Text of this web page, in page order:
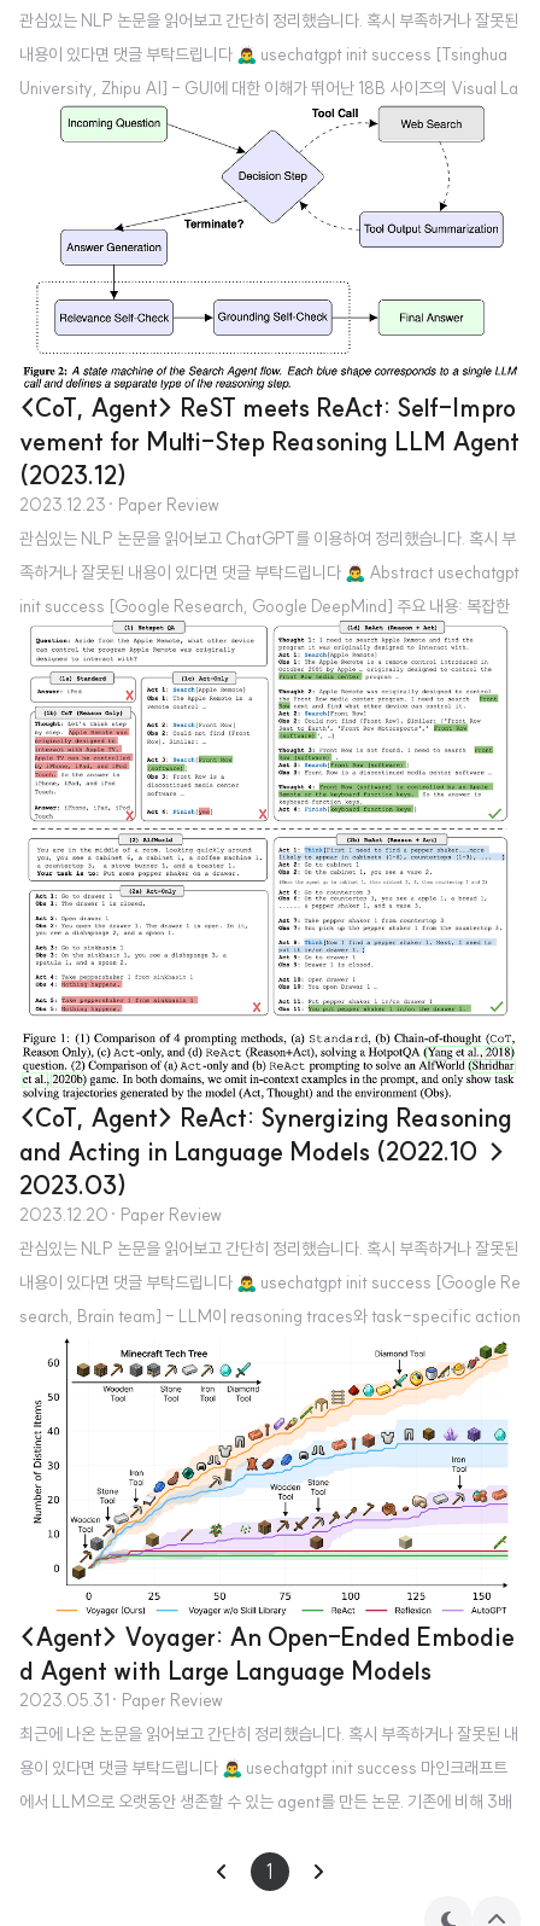
관심있는 NLP 논문을 읽어보고 간단히 정리했습니다. 혹시 부족하거나 잘못된
내용이 있다면 댓글 부탁드립니다 🙇‍♂️ usechatgpt init success [Tsinghua
University, Zhipu AI] - GUI에 대한 이해가 뛰어난 18B 사이즈의 Visual La
nguage Model (VLM)을 도입 - low-resolution & high-resolution imag
e encoder를 동시에 사용하고 cross attention - VQA & GUI 벤치마크 둘
다에서 뛰어난 성능이 확인됨 1. Introduction 최근 LLM을 바탕으로 한 agent
의 성장세가 가파른 상황입니다. 무려 15만 개의 star를 받은 AutoGPT를 시작
으로 LLM의 능력을 다양한 applica..
<CoT, Agent> ReST meets ReAct: Self-Impro
vement for Multi-Step Reasoning LLM Agent
(2023.12)
2023.12.23 · Paper Review
관심있는 NLP 논문을 읽어보고 ChatGPT를 이용하여 정리했습니다. 혹시 부
족하거나 잘못된 내용이 있다면 댓글 부탁드립니다 🙇‍♂️ Abstract usechatgpt
init success [Google Research, Google DeepMind] 주요 내용: 복잡한
자연어 질문에 답하기 위해 다단계 추론과 외부 정보 통합이 필요합니다. 이를
위해 대규모 언어 모델(LLM)과 지식 검색을 결합한 시스템이 개발되었으나,
이들 시스템은 다양한 실패 사례를 겪고 있습니다. 문제점: 이러한 시스템들은
외부 지식과의 상호작용이 비차별화(non-differentiable)되기 때문에 직접 e
nd-to-end로 훈련시켜 실패를 수정할 수 없습니다. 해결 방안: 이를 해결하기
위해 외부 지식에 대해 추론하고 ..
<CoT, Agent> ReAct: Synergizing Reasoning
and Acting in Language Models (2022.10 →
2023.03)
2023.12.20 · Paper Review
관심있는 NLP 논문을 읽어보고 간단히 정리했습니다. 혹시 부족하거나 잘못된
내용이 있다면 댓글 부탁드립니다 🙇‍♂️ usechatgpt init success [Google Re
search, Brain team] - LLM이 reasoning traces와 task-specific action
s를 interleaved manner로 생성하도록 하는 ReAct - chain-of-thought
(CoT) reasoning에서 나타나는 hallucination & error propagation 문제를
극복 - 두 개의 interactive decision making benchmarks (ALFWorld &
WebShop)에서 ReAct가 다른 방법들보다 우월 1. Introduction 인간 지능의
고..
<Agent> Voyager: An Open-Ended Embodie
d Agent with Large Language Models
2023.05.31 · Paper Review
최근에 나온 논문을 읽어보고 간단히 정리했습니다. 혹시 부족하거나 잘못된 내
용이 있다면 댓글 부탁드립니다 🙇‍♂️ usechatgpt init success 마인크래프트
에서 LLM으로 오랫동안 생존할 수 있는 agent를 만든 논문. 기존에 비해 3배
최근 강화학습 분야에서 구체화된 agent를 생성하는 것에 LLM이 활용되는 경
1